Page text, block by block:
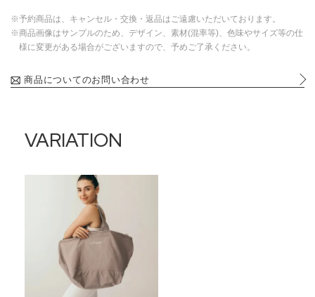
※予約商品は、キャンセル・交換・返品はご遠慮いただいております。
※商品画像はサンプルのため、デザイン、素材(混率等)、色味やサイズ等の仕
様に変更がある場合がございますので、予めご了承ください。
商品についてのお問い合わせ
VARIATION